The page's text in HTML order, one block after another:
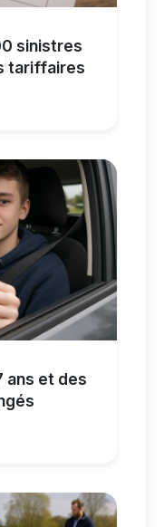
sinistres
tariffaires
ans et des